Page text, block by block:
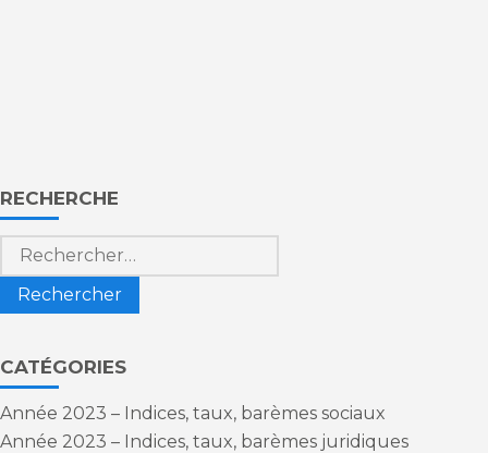
Blog
sidebar
RECHERCHE
Rechercher :
CATÉGORIES
Année 2023 – Indices, taux, barèmes sociaux
Année 2023 – Indices, taux, barèmes juridiques